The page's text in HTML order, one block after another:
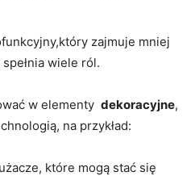
zajmuje ‍mniej
wiele ról.
w elementy dekoracyjne,
na⁣ przykład:
które mogą stać się